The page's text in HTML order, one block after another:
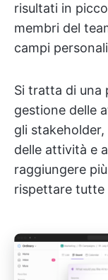
risultati in
membri del
campi
Si tratta di una
gestione delle
gli
delle attività e
raggiungere
rispettare tutte